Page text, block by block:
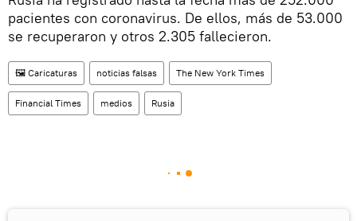
pacientes con coronavirus. De ellos, más de 53.000
se recuperaron y otros 2.305 fallecieron.
🖼️ Caricaturas noticias falsas The New York Times
Financial Times medios Rusia